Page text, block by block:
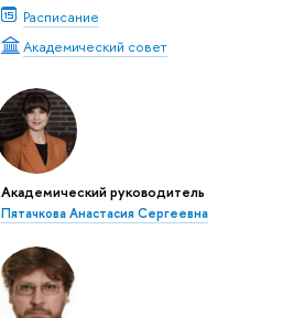
Расписание
Академический совет
Академический руководитель
Пятачкова Анастасия Сергеевна